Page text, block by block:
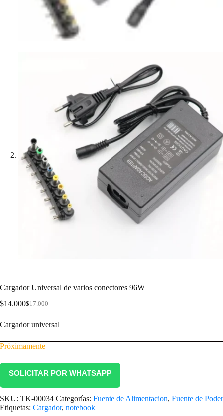
Cargador Universal de varios conectores 96W
$17.000
$14.000
Cargador universal
Próximamente
SOLICITAR POR WHATSAPP
SKU: TK-00034 Categorías: Fuente de Alimentacion, Fuente de Poder
Etiquetas: Cargador, notebook